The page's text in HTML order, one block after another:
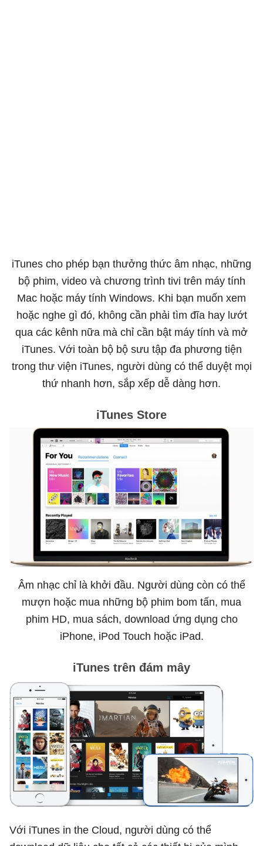
iTunes cho phép bạn thưởng thức âm nhạc, những
bộ phim, video và chương trình tivi trên máy tính
Mac hoặc máy tính Windows. Khi bạn muốn xem
hoặc nghe gì đó, không cần phải tìm đĩa hay lướt
qua các kênh nữa mà chỉ cần bật máy tính và mở
iTunes. Với toàn bộ bộ sưu tập đa phương tiện
trong thư viện iTunes, người dùng có thể duyệt mọi
thứ nhanh hơn, sắp xếp dễ dàng hơn.
iTunes Store
Âm nhạc chỉ là khởi đầu. Người dùng còn có thể
mượn hoặc mua những bộ phim bom tấn, mua
phim HD, mua sách, download ứng dụng cho
iPhone, iPod Touch hoặc iPad.
iTunes trên đám mây
Với iTunes in the Cloud, người dùng có thể